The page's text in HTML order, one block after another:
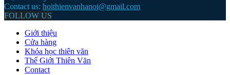
Contact us: hoithienvanhanoi@gmail.com
FOLLOW US
Giới thiệu
Cửa hàng
Khóa học thiên văn
Thế Giới Thiên Văn
Contact